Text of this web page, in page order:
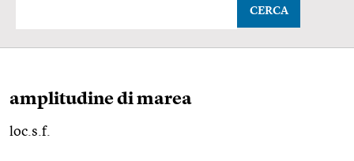
CERCA
amplitudine di marea
loc.s.f.